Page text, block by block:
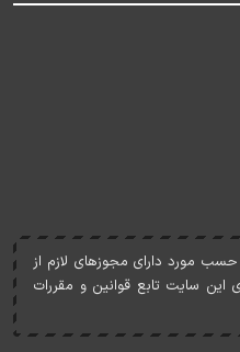
مورد دارای مجوزهای لازم از
اين سايت تابع قوانين و مقررات